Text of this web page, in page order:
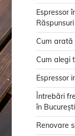
Espressor
Răspunsuri
Cum arată
Cum alegi
Espressor
Întrebări
în
Renovare